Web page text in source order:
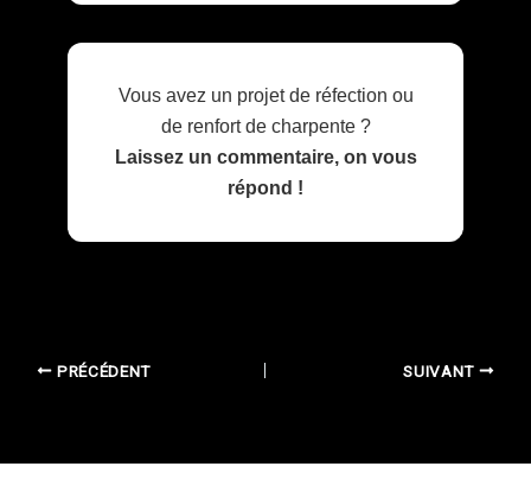
Vous avez un projet de réfection ou
de renfort de charpente ?
Laissez un commentaire, on vous
répond !
PRÉCÉDENT SUIVANT